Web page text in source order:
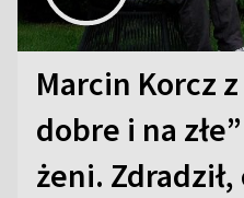
Marcin Korcz
dobre i na
żeni.